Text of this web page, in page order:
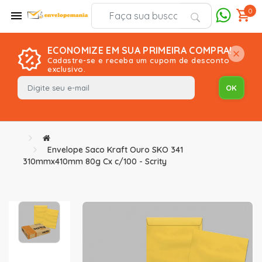
0
ECONOMIZE EM SUA PRIMEIRA COMPRA!
Cadastre-se e receba um cupom de desconto
exclusivo.
Envelope Saco Kraft Ouro SKO 341
310mmx410mm 80g Cx c/100 - Scrity